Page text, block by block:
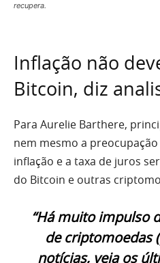
recupera.
Inflação não
Bitcoin, diz
Para Aurelie Barthere,
nem mesmo a
inflação e a taxa de juros
do Bitcoin e outras
“Há muito impulso
de criptomoedas
notícias, veja os